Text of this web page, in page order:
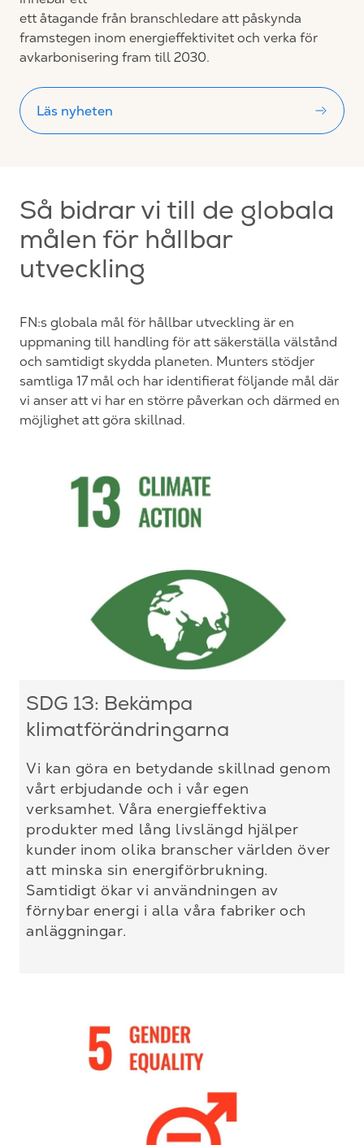
ett åtagande från branschledare att påskynda
framstegen inom energieffektivitet och verka för
avkarbonisering fram till 2030.
Läs nyheten
Så bidrar vi till de globala
målen för hållbar
utveckling
FN:s globala mål för hållbar utveckling är en
uppmaning till handling för att säkerställa välstånd
och samtidigt skydda planeten. Munters stödjer
samtliga 17 mål och har identifierat följande mål där
vi anser att vi har en större påverkan och därmed en
möjlighet att göra skillnad.
SDG 13: Bekämpa
klimatförändringarna
Vi kan göra en betydande skillnad genom
vårt erbjudande och i vår egen
verksamhet. Våra energieffektiva
produkter med lång livslängd hjälper
kunder inom olika branscher världen över
att minska sin energiförbrukning.
Samtidigt ökar vi användningen av
förnybar energi i alla våra fabriker och
anläggningar.